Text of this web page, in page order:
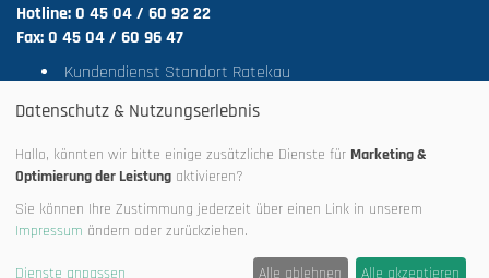
Hotline: 0 45 04 / 60 92 22
Fax: 0 45 04 / 60 96 47
Kundendienst Standort Ratekau
Anwender- und Verkaufsschulung
Datenschutz
Datenschutz & Nutzungserlebnis
Hallo, könnten wir bitte einige zusätzliche Dienste für Marketing &
Optimierung der Leistung aktivieren?
Sie können Ihre Zustimmung jederzeit über einen Link in unserem
Impressum ändern oder zurückziehen.